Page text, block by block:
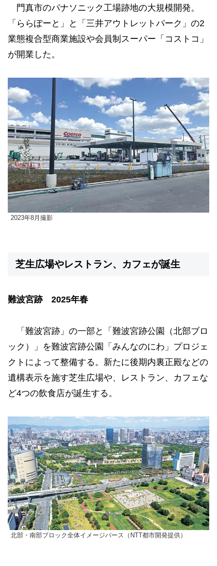
門真市のパナソニック工場跡地の大規模開発。
「ららぽーと」と「三井アウトレットパーク」の2
業態複合型商業施設や会員制スーパー「コストコ」
が開業した。
2023年8月撮影
芝生広場やレストラン、カフェが誕生
難波宮跡 2025年春
「難波宮跡」の一部と「難波宮跡公園（北部ブロ
ック）」を難波宮跡公園「みんなのにわ」プロジェ
クトによって整備する。新たに後期内裏正殿などの
遺構表示を施す芝生広場や、レストラン、カフェな
ど4つの飲食店が誕生する。
北部・南部ブロック全体イメージパース（NTT都市開発提供）